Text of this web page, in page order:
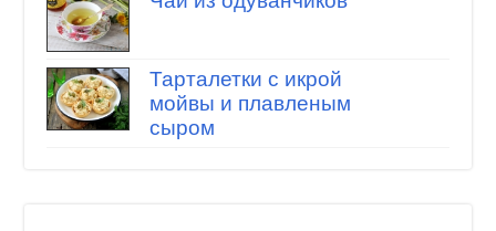
Тарталетки с икрой
мойвы и плавленым
сыром